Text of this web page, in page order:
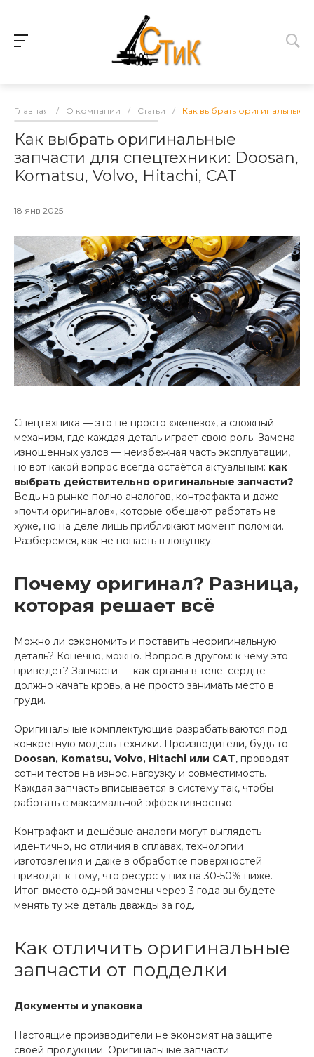
Главная / О компании / Статьи / Как выбрать оригинальные
Как выбрать оригинальные
запчасти для спецтехники: Doosan,
Komatsu, Volvo, Hitachi, CAT
18 янв 2025
Спецтехника — это не просто «железо», а сложный
механизм, где каждая деталь играет свою роль. Замена
изношенных узлов — неизбежная часть эксплуатации,
но вот какой вопрос всегда остаётся актуальным: как
выбрать действительно оригинальные запчасти?
Ведь на рынке полно аналогов, контрафакта и даже
«почти оригиналов», которые обещают работать не
хуже, но на деле лишь приближают момент поломки.
Разберёмся, как не попасть в ловушку.
Почему оригинал? Разница,
которая решает всё
Можно ли сэкономить и поставить неоригинальную
деталь? Конечно, можно. Вопрос в другом: к чему это
приведёт? Запчасти — как органы в теле: сердце
должно качать кровь, а не просто занимать место в
груди.
Оригинальные комплектующие разрабатываются под
конкретную модель техники. Производители, будь то
Doosan, Komatsu, Volvo, Hitachi или CAT, проводят
сотни тестов на износ, нагрузку и совместимость.
Каждая запчасть вписывается в систему так, чтобы
работать с максимальной эффективностью.
Контрафакт и дешёвые аналоги могут выглядеть
идентично, но отличия в сплавах, технологии
изготовления и даже в обработке поверхностей
приводят к тому, что ресурс у них на 30-50% ниже.
Итог: вместо одной замены через 3 года вы будете
менять ту же деталь дважды за год.
Как отличить оригинальные
запчасти от подделки
Документы и упаковка
Настоящие производители не экономят на защите
своей продукции. Оригинальные запчасти